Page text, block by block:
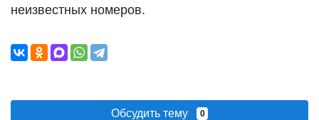
неизвестных номеров.
Обсудить тему 0